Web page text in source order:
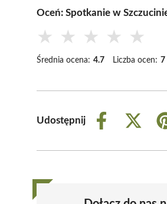
Oceń: Spotkanie w
★ ★ ★ ★ ★
Średnia ocena: 4.7 Liczba ocen: 7
Udostępnij
Share
Share
(Twitter)